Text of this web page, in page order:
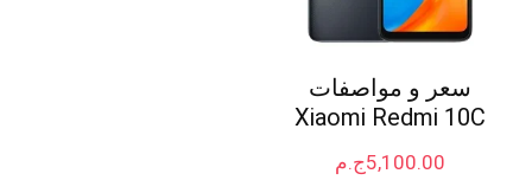
سعر و مواصفات
Xiaomi Redmi 10C
ج.م5,100.00